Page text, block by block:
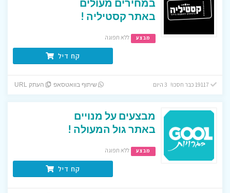
במחירים מעולים
באתר קסטיליה !
מבצע ללא תפוגה
קח דיל
שיתוף בוואטסאפ העתק URL
מבצעים על מנויים
באתר גול המעולה !
מבצע ללא תפוגה
קח דיל